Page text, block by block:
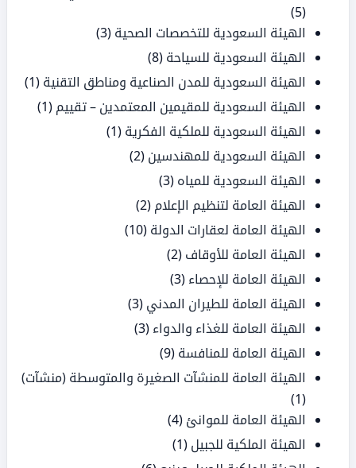
(5)
الهيئة السعودية للتخصصات الصحية (3)
الهيئة السعودية للسياحة (8)
الهيئة السعودية للمدن الصناعية ومناطق التقنية (1)
الهيئة السعودية للمقيمين المعتمدين – تقييم (1)
الهيئة السعودية للملكية الفكرية (1)
الهيئة السعودية للمهندسين (2)
الهيئة السعودية للمياه (3)
الهيئة العامة لتنظيم الإعلام (2)
الهيئة العامة لعقارات الدولة (10)
الهيئة العامة للأوقاف (2)
الهيئة العامة للإحصاء (3)
الهيئة العامة للطيران المدني (3)
الهيئة العامة للغذاء والدواء (3)
الهيئة العامة للمنافسة (9)
الهيئة العامة للمنشآت الصغيرة والمتوسطة (منشآت)
(1)
الهيئة العامة للموانئ (4)
الهيئة الملكية للجبيل (1)